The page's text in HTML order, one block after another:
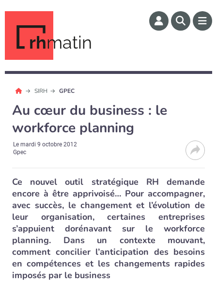
rhmatin
SIRH GPEC
Au cœur du business : le
workforce planning
Lemardi 9 octobre 2012
Gpec
Ce nouvel outil stratégique RH demande
encore à être apprivoisé… Pour accompagner,
avec succès, le changement et l’évolution de
leur organisation, certaines entreprises
s’appuient dorénavant sur le workforce
planning. Dans un contexte mouvant,
comment concilier l’anticipation des besoins
en compétences et les changements rapides
imposés par le business